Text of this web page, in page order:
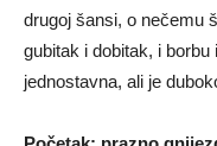
drugoj šansi, o nečemu
gubitak i dobitak, i borbu
jednostavna, ali je